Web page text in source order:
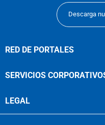
Descarga
RED DE PORTALES
SERVICIOS
LEGAL